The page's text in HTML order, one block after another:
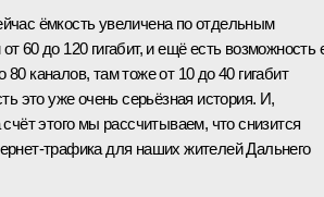
ёмкость увеличена по отдельным
60 до 120 гигабит, и ещё есть возможность
каналов, там тоже от 10 до 40 гигабит
это уже очень серьёзная история. И,
этого мы рассчитываем, что снизится
трафика для наших жителей Дальнего